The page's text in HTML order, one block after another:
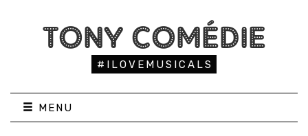
TONY COMÉDIE
#ILOVEMUSICALS
MENU